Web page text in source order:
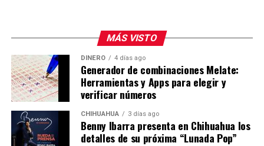
MÁS VISTO
DINERO 4 días ago
Generador de combinaciones Melate:
Herramientas y Apps para elegir y
verificar números
CHIHUAHUA 3 días ago
Benny Ibarra presenta en Chihuahua los
detalles de su próxima “Lunada Pop”